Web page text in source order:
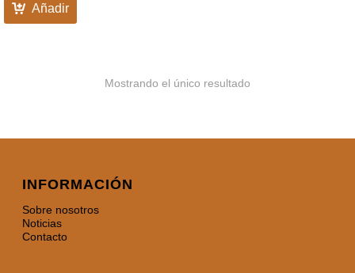
Añadir
Mostrando el único resultado
INFORMACIÓN
Sobre nosotros
Noticias
Contacto